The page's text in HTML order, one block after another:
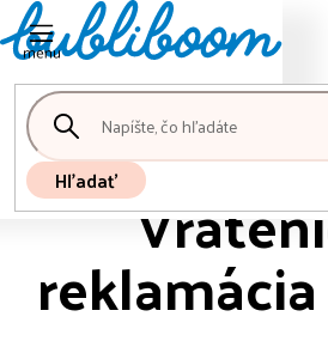
Prejsť
na
obsah
Hľadať
košík